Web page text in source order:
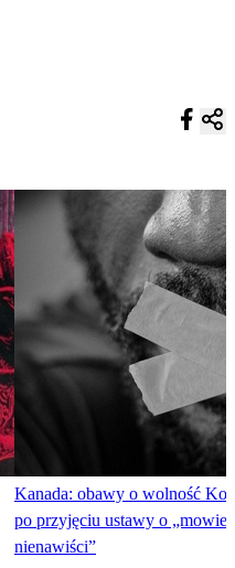
Kanada: obawy o wolność
po przyjęciu ustawy o „mowie
nienawiści”